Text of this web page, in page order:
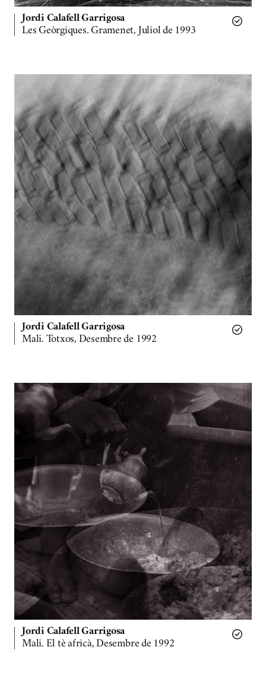
Jordi Calafell Garrigosa
Les Geòrgiques. Gramenet, Juliol de 1993
Jordi Calafell Garrigosa
Mali. Totxos, Desembre de 1992
Jordi Calafell Garrigosa
Mali. El tè africà, Desembre de 1992